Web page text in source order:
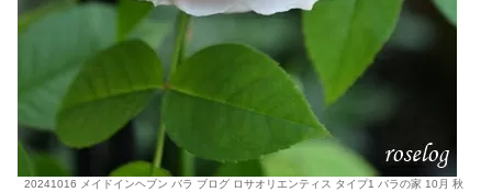
20241016 メイドインヘブン バラ ブログ ロサオリエンティス タイプ1 バラの家 10月 秋